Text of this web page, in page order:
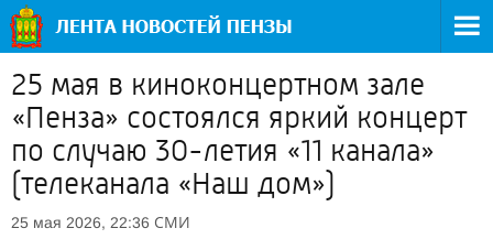
25 мая в киноконцертном зале
«Пенза» состоялся яркий концерт
по случаю 30-летия «11 канала»
(телеканала «Наш дом»)
25 мая 2026, 22:36 СМИ